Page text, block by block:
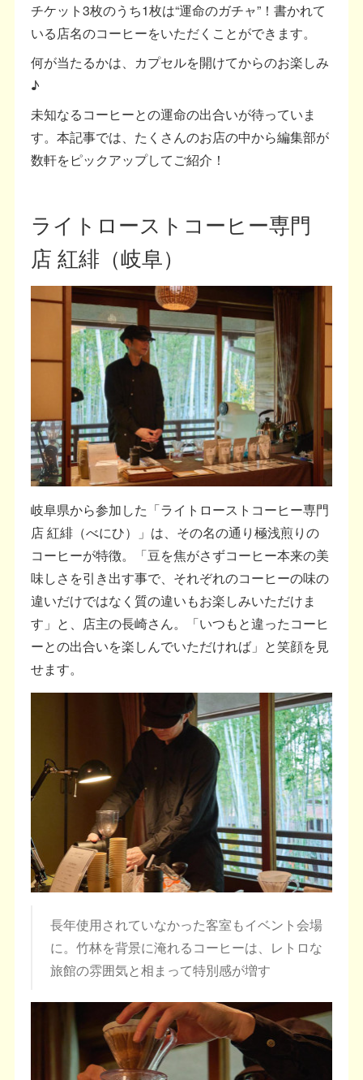
チケット3枚のうち1枚は“運命のガチャ”！書かれて
いる店名のコーヒーをいただくことができます。
何が当たるかは、カプセルを開けてからのお楽しみ
♪
未知なるコーヒーとの運命の出合いが待っていま
す。本記事では、たくさんのお店の中から編集部が
数軒をピックアップしてご紹介！
ライトローストコーヒー専門
店 紅緋（岐阜）
岐⾩県から参加した「ライトローストコーヒー専⾨
店 紅緋（べにひ）」は、その名の通り極浅煎りの
コーヒーが特徴。「豆を焦がさずコーヒー本来の美
味しさを引き出す事で、それぞれのコーヒーの味の
違いだけではなく質の違いもお楽しみいただけま
す」と、店主の⻑崎さん。「いつもと違ったコーヒ
ーとの出合いを楽しんでいただければ」と笑顔を⾒
せます。
長年使用されていなかった客室もイベント会場
に。竹林を背景に淹れるコーヒーは、レトロな
旅館の雰囲気と相まって特別感が増す